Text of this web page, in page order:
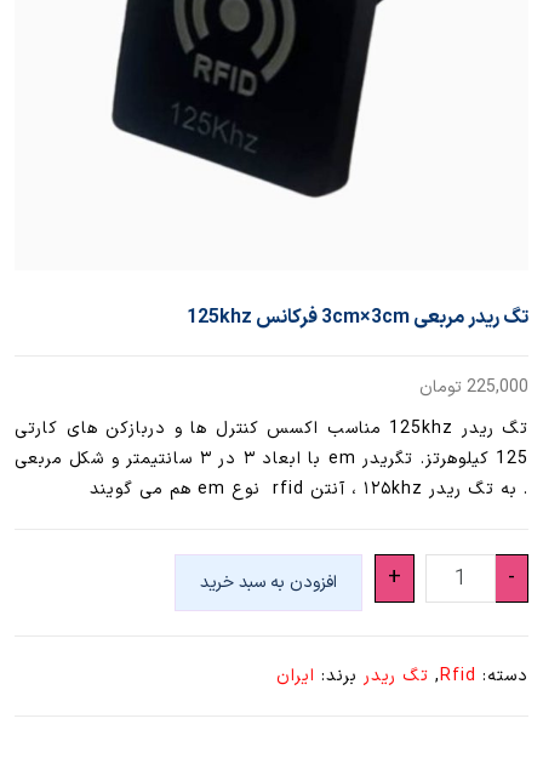
تگ ریدر مربعی 3cm×3cm فرکانس 125khz
225,000تومان
تگ ریدر 125khz مناسب اکسس کنترل ها و دربازکن های کارتی
125 کیلوهرتز. تگریدر em با ابعاد ۳ در ۳ سانتیمتر و شکل مربعی
. به تگ ریدر ۱۲۵khz ، آنتن rfid نوع em هم می گویند
-
ریدر
+ افزودن به سبد خرید
دسته: Rfid
, تگ ریدر برند: ایران